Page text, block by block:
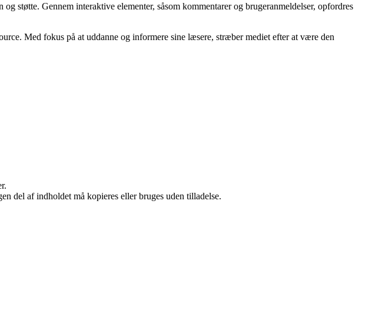
Gennem interaktive elementer, såsom kommentarer og brugeranmeldelser, opfordres
Med fokus på at uddanne og informere sine læsere, stræber mediet efter at være den
del af indholdet må kopieres eller bruges uden tilladelse.